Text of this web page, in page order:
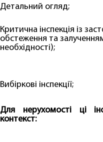
Детальний огляд;
Критична інспекція із
обстеження та
необхідності);
Вибіркові інспекції;
Для нерухомості ці
контекст: